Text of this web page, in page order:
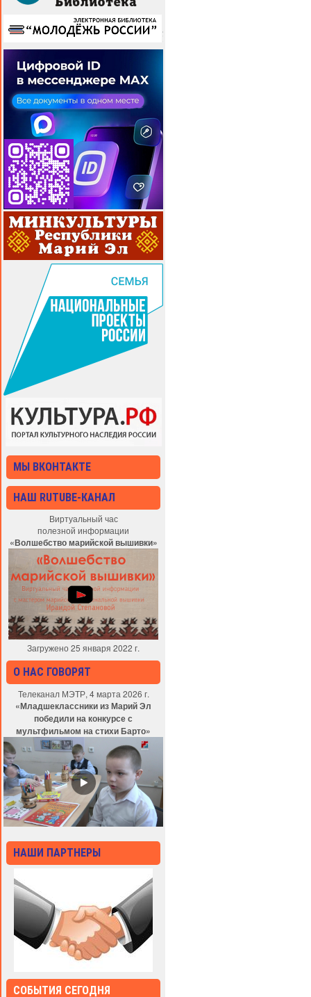
МЫ ВКОНТАКТЕ
НАШ RUTUBE-КАНАЛ
Виртуальный час
полезной информации
«Волшебство марийской вышивки»
Загружено 25 января 2022 г.
О НАС ГОВОРЯТ
Телеканал МЭТР, 4 марта 2026 г.
«Младшеклассники из Марий Эл
победили на конкурсе с
мультфильмом на стихи Барто»
НАШИ ПАРТНЕРЫ
СОБЫТИЯ СЕГОДНЯ